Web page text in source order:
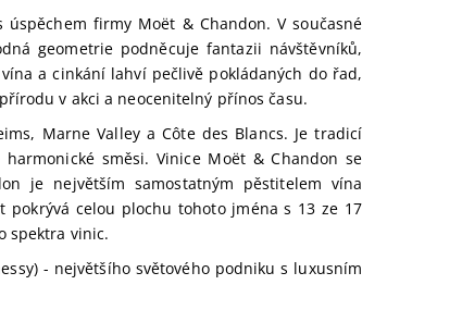
firmy Moët & Chandon. V současné
geometrie podněcuje fantazii návštěvníků,
a cinkání lahví pečlivě pokládaných do řad,
v akci a neocenitelný přínos času.
Marne Valley a Côte des Blancs. Je tradicí
směsi. Vinice Moët & Chandon se
je největším samostatným pěstitelem vína
pokrývá celou plochu tohoto jména s 13 ze 17
spektra vinic.
- největšího světového podniku s luxusním